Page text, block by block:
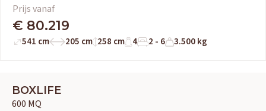
Prijs vanaf
€ 80.219
541 cm 205 cm 258 cm 4 2 - 6 3.500 kg
BOXLIFE
600 MQ
Adria
HERPEN